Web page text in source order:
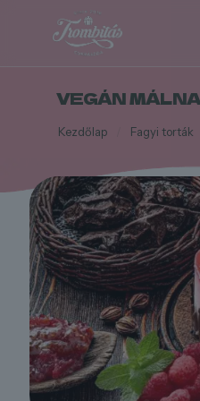
VEGÁN
Kezdőlap Fagyi torták